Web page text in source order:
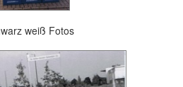
weiß Fotos